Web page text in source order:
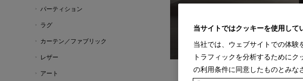
パーティション
ラグ
カーテン／ファブリック
レザー
アート
当サイトではクッキーを使用して
当社では、ウェブサイトでの体験
トラフィックを分析するために
の利用条件に同意したものとみな